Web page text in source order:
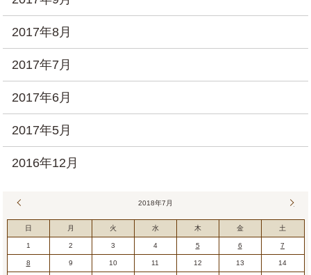
2017年8月
2017年7月
2017年6月
2017年5月
2016年12月
2018年7月
日 月 火 水 木 金 土
9月 »
1 2 3 4 5 6 7
8 9 10 11 12 13 14